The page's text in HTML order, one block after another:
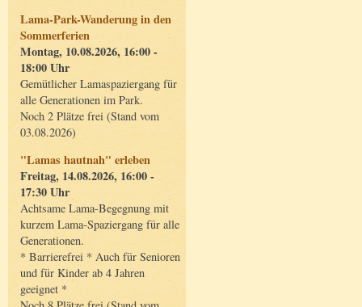
Lama-Park-Wanderung in den
Sommerferien
Montag, 10.08.2026, 16:00 -
18:00 Uhr
Gemütlicher Lamaspaziergang für
alle Generationen im Park.
Noch 2 Plätze frei (Stand vom
03.08.2026)
"Lamas hautnah" erleben
Freitag, 14.08.2026, 16:00 -
17:30 Uhr
Achtsame Lama-Begegnung mit
kurzem Lama-Spaziergang für alle
Generationen.
* Barrierefrei * Auch für Senioren
und für Kinder ab 4 Jahren
geeignet *